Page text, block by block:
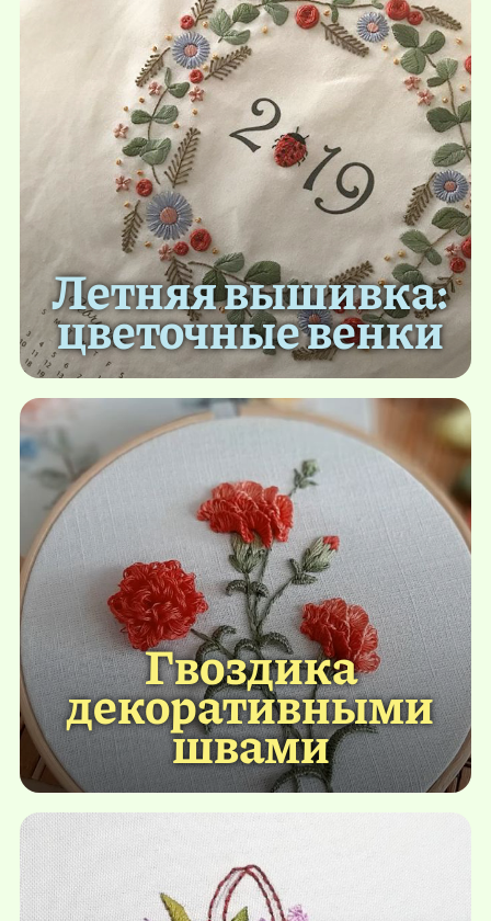
Летняя вышивка:
цветочные венки
Гвоздика
декоративными
швами